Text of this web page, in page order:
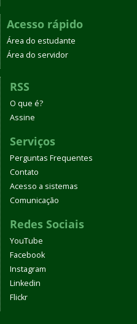
Acesso rápido
Área do estudante
Área do servidor
RSS
O que é?
Assine
Serviços
Perguntas Frequentes
Contato
Acesso a sistemas
Comunicação
Redes Sociais
YouTube
Facebook
Instagram
Linkedin
Flickr